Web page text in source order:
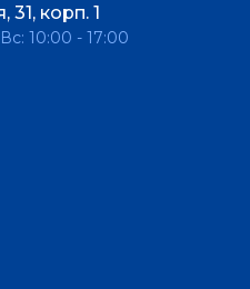
корп. 1
10:00 - 17:00